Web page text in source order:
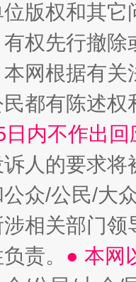
版权和其它
权先行撤
网根据有
都有陈述
内不作出
人的要求将
众/公民/大
相关部门
责。 ● 本网